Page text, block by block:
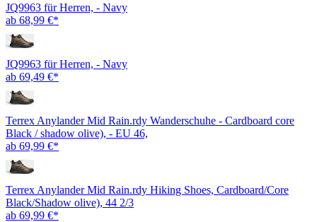
JQ9963 für Herren, - Navy
ab 68,99 €*
JQ9963 für Herren, - Navy
ab 69,49 €*
Terrex Anylander Mid Rain.rdy Wanderschuhe - Cardboard core
Black / shadow olive), - EU 46,
ab 69,99 €*
Terrex Anylander Mid Rain.rdy Hiking Shoes, Cardboard/Core
Black/Shadow olive), 44 2/3
ab 69,99 €*